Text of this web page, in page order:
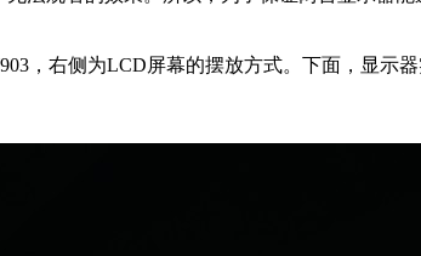
，右侧为LCD屏幕的摆放方式。下面，显示器